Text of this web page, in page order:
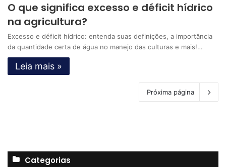
O que significa excesso e déficit hídrico
na agricultura?
Excesso e déficit hídrico: entenda suas definições, a importância
da quantidade certa de água no manejo das culturas e mais!…
Leia mais »
Próxima página
Categorias